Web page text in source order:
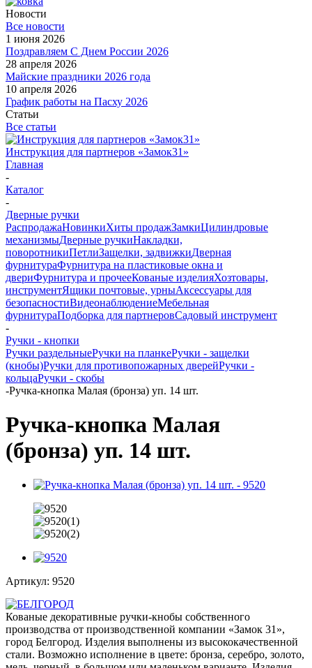
Новости
Все новости
1 июня 2026
Поздравляем С Днем России 2026
28 апреля 2026
Майские праздники 2026 года
10 апреля 2026
График работы на Пасху 2026
Статьи
Все статьи
Инструкция для партнеров «Замок31»
Главная
-
Каталог
-
Дверные ручки
РаспродажаНовинкиХиты продажЗамкиЦилиндровые
механизмыДверные ручкиНакладки,
поворотникиПетлиЗащелки, задвижкиДверная
фурнитураФурнитура на пластиковые окна и
двериФурнитура и прочееКованые изделияХозтовары,
инструментЯщики почтовые, урныАксессуары для
безопасностиВидеонаблюдениеМебельная
фурнитураПодборка для партнеровСадовый инструмент
-
Ручки - кнопки
Ручки раздельныеРучки на планкеРучки - защелки
(кнобы)Ручки для противопожарных дверейРучки -
кольцаРучки - скобы
-Ручка-кнопка Малая (бронза) уп. 14 шт.
Ручка-кнопка Малая
(бронза) уп. 14 шт.
Артикул: 9520
Кованые декоративные ручки-кнобы собственного
производства от производственной компании «Замок 31»,
город Белгород. Изделия выполнены из высококачественной
стали. Возможно исполнение в цвете: бронза, серебро, золото,